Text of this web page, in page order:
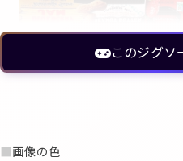
このジグソ
■画像の色